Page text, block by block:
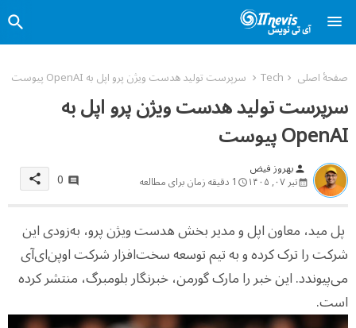
صفحهٔ اصلی Tech سرپرست تولید هدست ویژن پرو اپل به OpenAI پیوست
سرپرست تولید هدست ویژن پرو اپل به
OpenAI پیوست
person بهروز فیض
تیر ۰۷, ۱۴۰۵ 1 دقیقه زمان برای مطالعه 0
share
پل مید، معاون اپل و مدیر بخش هدست ویژن پرو، به‌زودی این
شرکت را ترک کرده و به تیم توسعه سخت‌افزار شرکت اوپن‌ای‌آی
می‌پیوندد. این خبر را مارک گورمن، خبرنگار بلومبرگ، منتشر کرده
است.